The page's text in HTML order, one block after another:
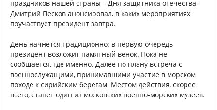
праздников нашей страны – Дня защитника отечества -
Дмитрий Песков анонсировал, в каких мероприятиях
поучаствует президент завтра.
День начнется традиционно: в первую очередь
президент возложит памятный венок. Пока не
сообщается, где именно. Далее по плану встреча с
военнослужащими, принимавшими участие в морском
походе к сирийским берегам. Местом действия, скорее
всего, станет один из московских военно-морских музеев.